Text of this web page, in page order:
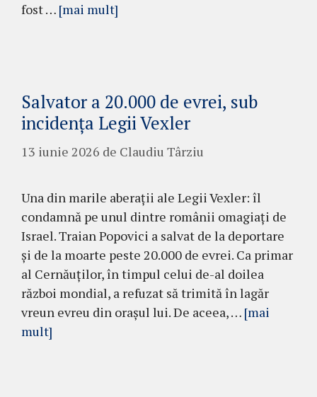
fost … [mai mult]
Salvator a 20.000 de evrei, sub
incidența Legii Vexler
13 iunie 2026 de Claudiu Târziu
Una din marile aberații ale Legii Vexler: îl
condamnă pe unul dintre românii omagiați de
Israel. Traian Popovici a salvat de la deportare
și de la moarte peste 20.000 de evrei. Ca primar
al Cernăuților, în timpul celui de-al doilea
război mondial, a refuzat să trimită în lagăr
vreun evreu din orașul lui. De aceea, … [mai
mult]